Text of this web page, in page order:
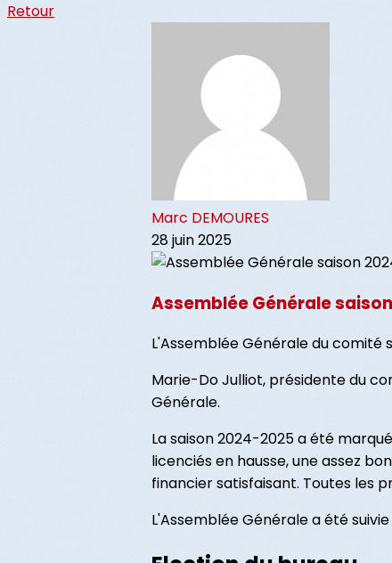
Retour
Marc DEMOURES
28 juin 2025
Assemblée Générale
L'Assemblée Générale du comité
Marie-Do Julliot, présidente du
Générale.
La saison 2024-2025 a été
licenciés en hausse, une assez
financier satisfaisant. Toutes les
L'Assemblée Générale a été